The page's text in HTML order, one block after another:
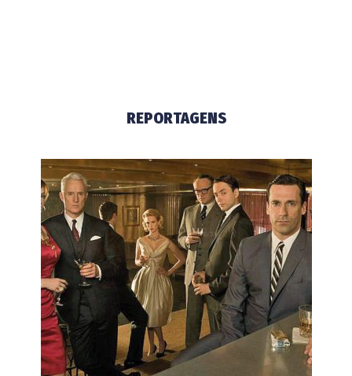
REPORTAGENS